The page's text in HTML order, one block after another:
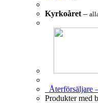
Kyrkoåret –
Återförsäljare
Produkter med